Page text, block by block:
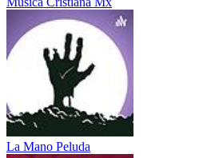
La Mano Peluda